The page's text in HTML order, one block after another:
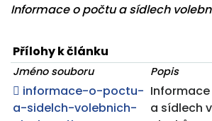
Informace o počtu a sídlech
Přílohy k článku
Jméno souboru Popis
informace-o-poctu-
a-sidelch-volebnich-
a sídlech